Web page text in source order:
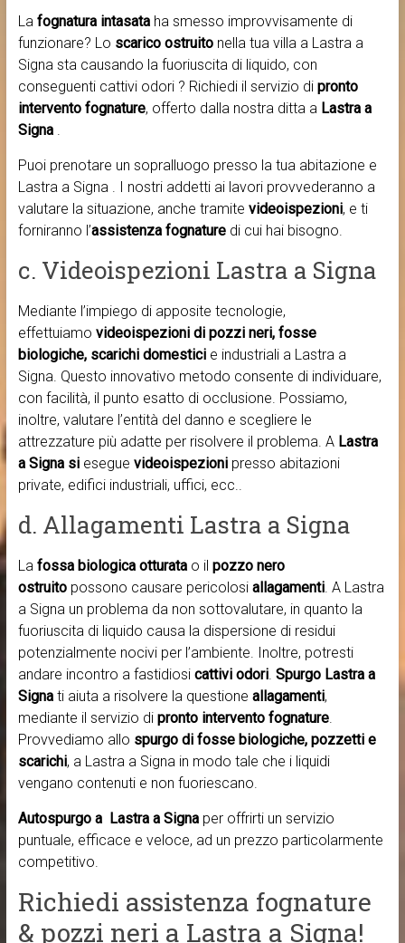
La fognatura intasataha smesso improvvisamente di
funzionare? Lo scarico ostruitonella tua villa a Lastra a
Signa sta causando la fuoriuscita di liquido, con
conseguenti cattivi odori ? Richiedi il servizio di pronto
intervento fognature, offerto dalla nostra ditta a Lastra a
Signa .
Puoi prenotare un sopralluogo presso la tua abitazione e
Lastra a Signa . I nostri addetti ai lavori provvederanno a
valutare la situazione, anche tramite videoispezioni, e ti
forniranno l’assistenza fognaturedi cui hai bisogno.
c. Videoispezioni Lastra a Signa
Mediante l’impiego di apposite tecnologie,
effettuiamo videoispezioni di pozzi neri, fosse
biologiche, scarichi domesticie industriali a Lastra a
Signa. Questo innovativo metodo consente di individuare,
con facilità, il punto esatto di occlusione. Possiamo,
inoltre, valutare l’entità del danno e scegliere le
attrezzature più adatte per risolvere il problema. A Lastra
a Signa si esegue videoispezionipresso abitazioni
private, edifici industriali, uffici, ecc..
d. Allagamenti Lastra a Signa
La fossa biologica otturatao il pozzo nero
ostruitopossono causare pericolosi allagamenti. A Lastra
a Signa un problema da non sottovalutare, in quanto la
fuoriuscita di liquido causa la dispersione di residui
potenzialmente nocivi per l’ambiente. Inoltre, potresti
andare incontro a fastidiosi cattivi odori. Spurgo Lastra a
Signa ti aiuta a risolvere la questione allagamenti,
mediante il servizio di pronto intervento fognature.
Provvediamo allo spurgo di fosse biologiche, pozzetti e
scarichi, a Lastra a Signa in modo tale che i liquidi
vengano contenuti e non fuoriescano.
Autospurgo a Lastra a Signa per offrirti un servizio
puntuale, efficace e veloce, ad un prezzo particolarmente
competitivo.
Richiedi assistenza fognature
& pozzi neri a Lastra a Signa!